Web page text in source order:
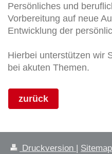
Persönliches und
Vorbereitung auf neue
Entwicklung der
Hierbei unterstützen wir
bei akuten Themen.
zurück
Druckversion | Sitemap